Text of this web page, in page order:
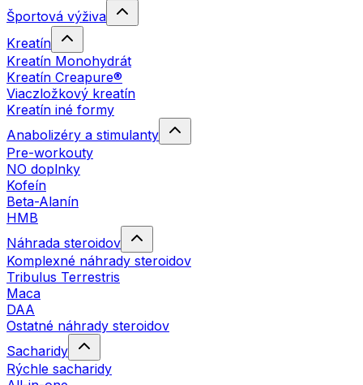
Športová výživa
Kreatín
Kreatín Monohydrát
Kreatín Creapure®
Viaczložkový kreatín
Kreatín iné formy
Anabolizéry a stimulanty
Pre-workouty
NO doplnky
Kofeín
Beta-Alanín
HMB
Náhrada steroidov
Komplexné náhrady steroidov
Tribulus Terrestris
Maca
DAA
Ostatné náhrady steroidov
Sacharidy
Rýchle sacharidy